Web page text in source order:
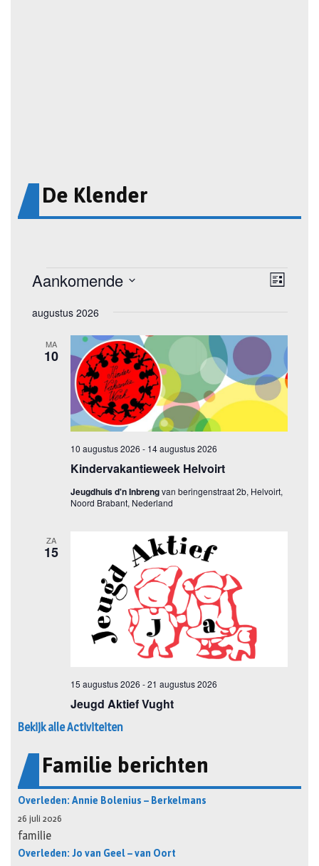
De Klender
Bekijk alle Activiteiten
Familie berichten
Overleden: Annie Bolenius – Berkelmans
26 juli 2026
familie
Overleden: Jo van Geel – van Oort